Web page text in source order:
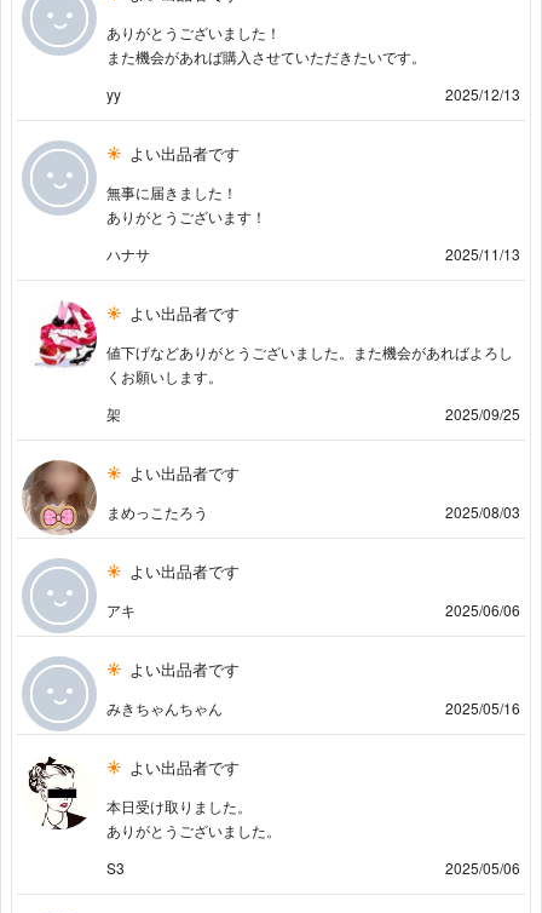
ありがとうございました！
また機会があれば購入させていただきたいです。
yy
2025/12/13
よい出品者です
無事に届きました！
ありがとうございます！
ハナサ
2025/11/13
よい出品者です
値下げなどありがとうございました。また機会があればよろし
くお願いします。
架
2025/09/25
よい出品者です
まめっこたろう 2025/08/03
よい出品者です
アキ 2025/06/06
よい出品者です
みきちゃんちゃん 2025/05/16
よい出品者です
本日受け取りました。
ありがとうございました。
S3
2025/05/06